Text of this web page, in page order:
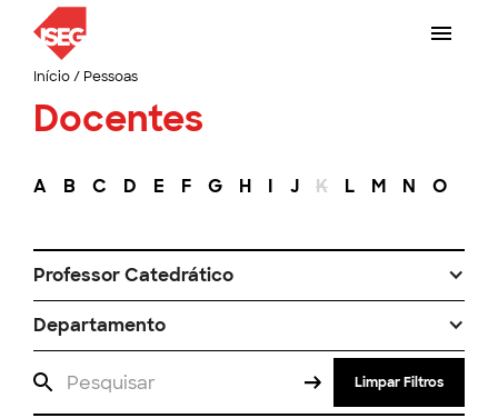
Início/ Pessoas
Docentes
A B C D E F G H I J K L M N O
Professor Catedrático
Departamento
Limpar Filtros